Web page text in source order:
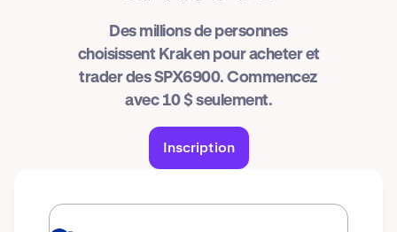
Des millions de personnes
choisissent Kraken pour acheter et
trader des SPX6900. Commencez
avec 10 $ seulement.
Inscription